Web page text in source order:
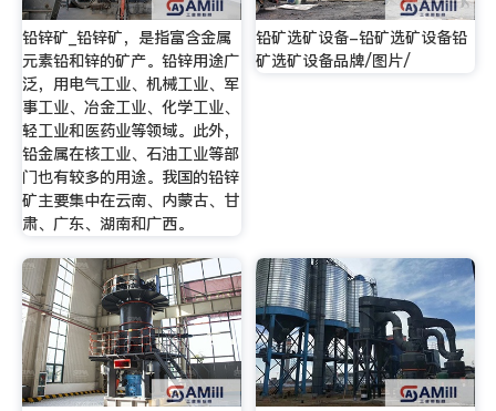
铅锌矿_铅锌矿，是指富含金属
元素铅和锌的矿产。铅锌用途广
泛，用电气工业、机械工业、军
事工业、冶金工业、化学工业、
轻工业和医药业等领域。此外，
铅金属在核工业、石油工业等部
门也有较多的用途。我国的铅锌
矿主要集中在云南、内蒙古、甘
肃、广东、湖南和广西。
铅矿选矿设备-铅矿选矿设备铅
矿选矿设备品牌/图片/